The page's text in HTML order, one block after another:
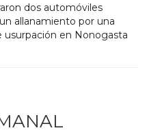
dos automóviles
allanamiento por una
usurpación en Nonogasta